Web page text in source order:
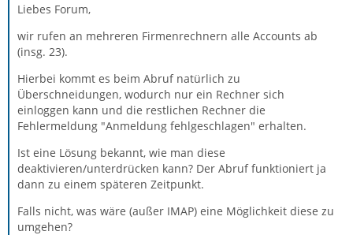
Liebes Forum,
wir rufen an mehreren Firmenrechnern alle Accounts ab
(insg. 23).
Hierbei kommt es beim Abruf natürlich zu
Überschneidungen, wodurch nur ein Rechner sich
einloggen kann und die restlichen Rechner die
Fehlermeldung "Anmeldung fehlgeschlagen" erhalten.
Ist eine Lösung bekannt, wie man diese
deaktivieren/unterdrücken kann? Der Abruf funktioniert ja
dann zu einem späteren Zeitpunkt.
Falls nicht, was wäre (außer IMAP) eine Möglichkeit diese zu
umgehen?